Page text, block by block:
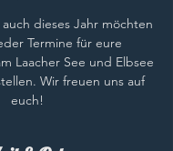
dieses Jahr möchten
Termine für eure
Laacher See und Elbsee
Wir freuen uns auf
euch!